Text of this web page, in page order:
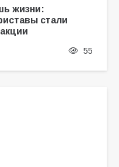
жизни:
стали
55